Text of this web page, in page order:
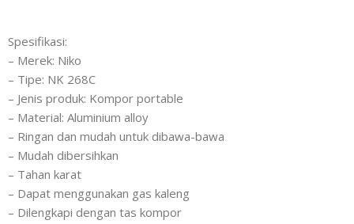
Spesifikasi:
– Merek: Niko
– Tipe: NK 268C
– Jenis produk: Kompor portable
– Material: Aluminium alloy
– Ringan dan mudah untuk dibawa-bawa
– Mudah dibersihkan
– Tahan karat
– Dapat menggunakan gas kaleng
– Dilengkapi dengan tas kompor